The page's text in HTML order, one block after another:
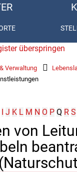
Verwaltung
überspringen
I J K L M N O P Q R S
von